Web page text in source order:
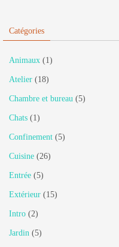
Catégories
Animaux (1)
Atelier (18)
Chambre et bureau (5)
Chats (1)
Confinement (5)
Cuisine (26)
Entrée (5)
Extérieur (15)
Intro (2)
Jardin (5)